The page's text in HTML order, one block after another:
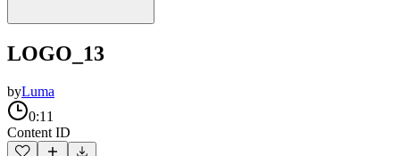
LOGO_13
byLuma
0:11
Content ID